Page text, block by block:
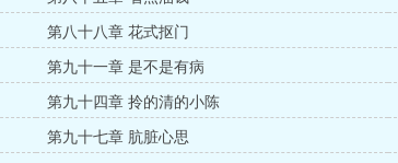
第八十八章 花式抠门
第九十一章 是不是有病
第九十四章 拎的清的小陈
第九十七章 肮脏心思